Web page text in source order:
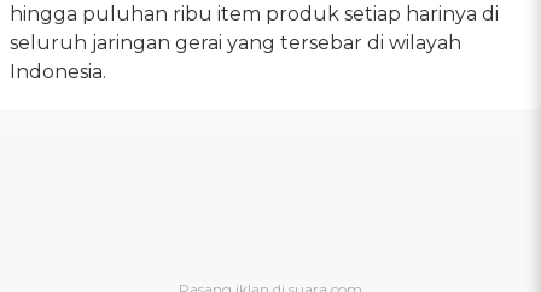
hingga puluhan ribu item produk setiap harinya di
seluruh jaringan gerai yang tersebar di wilayah
Indonesia.